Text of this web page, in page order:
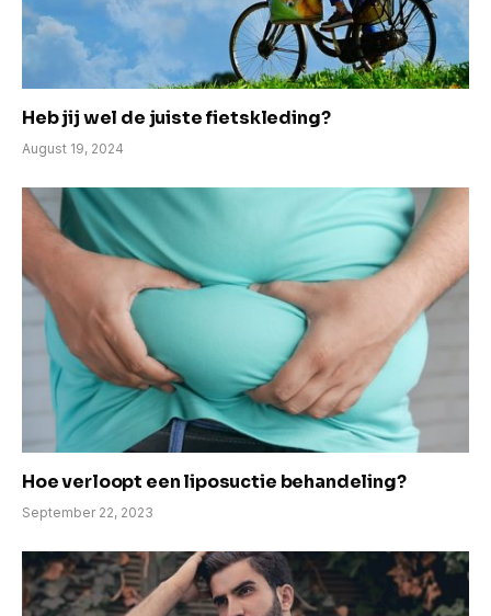
Heb jij wel de juiste fietskleding?
August 19, 2024
Hoe verloopt een liposuctie behandeling?
September 22, 2023